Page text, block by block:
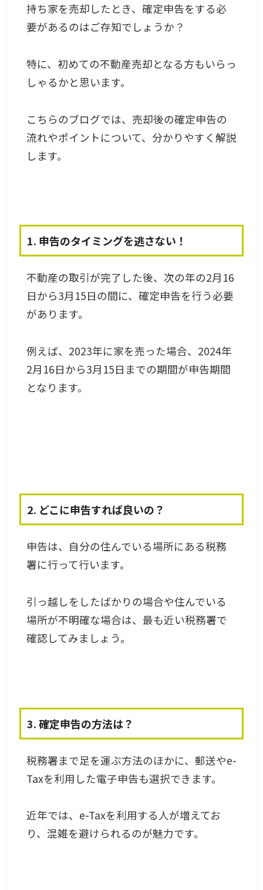
持ち家を売却したとき、確定申告をする必
要があるのはご存知でしょうか？
特に、初めての不動産売却となる方もいらっ
しゃるかと思います。
こちらのブログでは、売却後の確定申告の
流れやポイントについて、分かりやすく解説
します。
1. 申告のタイミングを逃さない！
不動産の取引が完了した後、次の年の2月16
日から3月15日の間に、確定申告を行う必要
があります。
例えば、2023年に家を売った場合、2024年
2月16日から3月15日までの期間が申告期間
となります。
2. どこに申告すれば良いの？
申告は、自分の住んでいる場所にある税務
署に行って行います。
引っ越しをしたばかりの場合や住んでいる
場所が不明確な場合は、最も近い税務署で
確認してみましょう。
3. 確定申告の方法は？
税務署まで足を運ぶ方法のほかに、郵送やe-
Taxを利用した電子申告も選択できます。
近年では、e-Taxを利用する人が増えてお
り、混雑を避けられるのが魅力です。